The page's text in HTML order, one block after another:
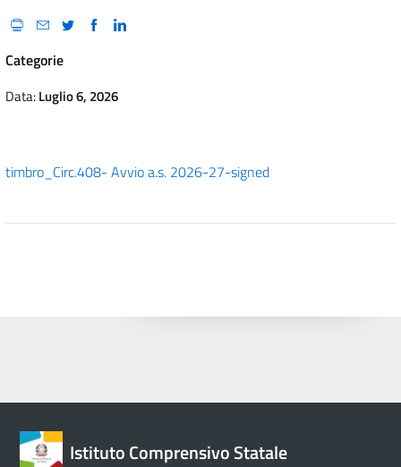
Categorie
Data:Luglio 6, 2026
timbro_Circ.408- Avvio a.s. 2026-27-signed
Istituto Comprensivo Statale